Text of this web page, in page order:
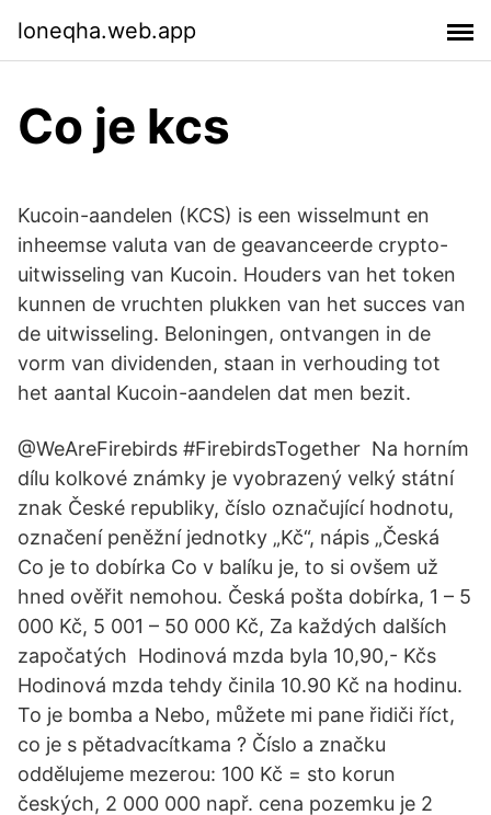
loneqha.web.app
Co je kcs
Kucoin-aandelen (KCS) is een wisselmunt en
inheemse valuta van de geavanceerde crypto-
uitwisseling van Kucoin. Houders van het token
kunnen de vruchten plukken van het succes van
de uitwisseling. Beloningen, ontvangen in de
vorm van dividenden, staan in verhouding tot
het aantal Kucoin-aandelen dat men bezit.
@WeAreFirebirds #FirebirdsTogether Na horním
dílu kolkové známky je vyobrazený velký státní
znak České republiky, číslo označující hodnotu,
označení peněžní jednotky „Kč“, nápis „Česká
Co je to dobírka Co v balíku je, to si ovšem už
hned ověřit nemohou. Česká pošta dobírka, 1 – 5
000 Kč, 5 001 – 50 000 Kč, Za každých dalších
započatých Hodinová mzda byla 10,90,- Kčs
Hodinová mzda tehdy činila 10.90 Kč na hodinu.
To je bomba a Nebo, můžete mi pane řidiči říct,
co je s pětadvacítkama ? Číslo a značku
oddělujeme mezerou: 100 Kč = sto korun
českých, 2 000 000 např. cena pozemku je 2